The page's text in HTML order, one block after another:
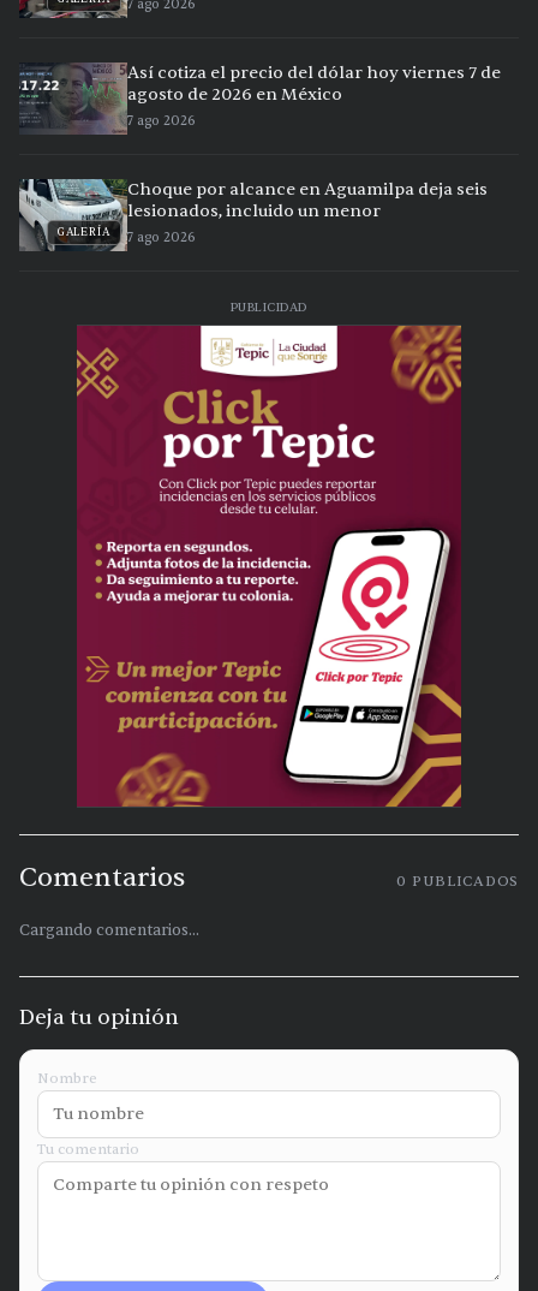
7 ago 2026
Así cotiza el precio del dólar hoy viernes 7 de
agosto de 2026 en México
7 ago 2026
GALERÍA
Choque por alcance en Aguamilpa deja seis
lesionados, incluido un menor
7 ago 2026
PUBLICIDAD
Comentarios 0 PUBLICADOS
Cargando comentarios...
Deja tu opinión
Nombre
Tu comentario